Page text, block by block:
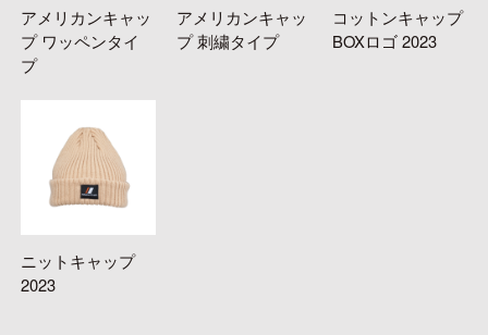
アメリカンキャッ
プ ワッペンタイ
プ
アメリカンキャッ
プ 刺繍タイプ
コットンキャップ
BOXロゴ 2023
ニットキャップ
2023